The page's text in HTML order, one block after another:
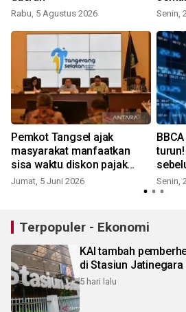
Rabu, 5 Agustus 2026 Senin,
Pemkot Tangsel ajak
masyarakat manfaatkan
sisa waktu diskon pajak
PBB-P2
Jumat, 5 Juni 2026 Senin,
Terpopuler - Ekonomi
KAI tambah
di Stasiun Jatinegara
5 hari lalu